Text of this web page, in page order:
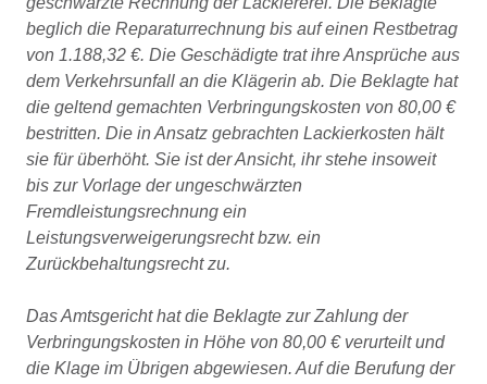
beglich die Reparaturrechnung bis auf einen Restbetrag
von 1.188,32 €. Die Geschädigte trat ihre Ansprüche aus
dem Verkehrsunfall an die Klägerin ab. Die Beklagte hat
die geltend gemachten Verbringungskosten von 80,00 €
bestritten. Die in Ansatz gebrachten Lackierkosten hält
sie für überhöht. Sie ist der Ansicht, ihr stehe insoweit
bis zur Vorlage der ungeschwärzten
Fremdleistungsrechnung ein
Leistungsverweigerungsrecht bzw. ein
Zurückbehaltungsrecht zu.
Das Amtsgericht hat die Beklagte zur Zahlung der
Verbringungskosten in Höhe von 80,00 € verurteilt und
die Klage im Übrigen abgewiesen. Auf die Berufung der